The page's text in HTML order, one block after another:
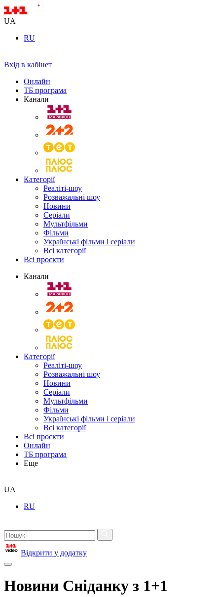
UA
RU
Вхід в кабінет
Онлайн
ТБ програма
Канали
Категорії
Реаліті-шоу
Розважальні шоу
Новини
Серіали
Мультфільми
Фільми
Українські фільми і серіали
Всі категорії
Всі проєкти
Канали
Категорії
Реаліті-шоу
Розважальні шоу
Новини
Серіали
Мультфільми
Фільми
Українські фільми і серіали
Всі категорії
Всі проєкти
Онлайн
ТБ програма
Еще
UA
RU
Відкрити у додатку
Новини Сніданку з 1+1